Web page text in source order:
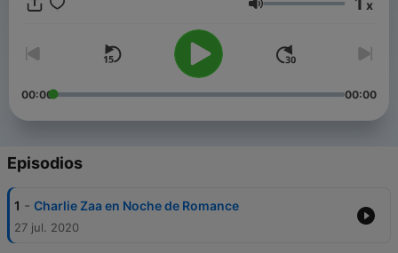
Volumen x
00:00 00:00
Episodios
1 - Charlie Zaa en Noche de Romance
27 jul. 2020